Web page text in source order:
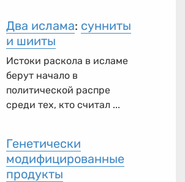
Два ислама: сунниты
и шииты
Истоки раскола в исламе
берут начало в
политической распре
среди тех, кто считал ...
Генетически
модифицированные
продукты